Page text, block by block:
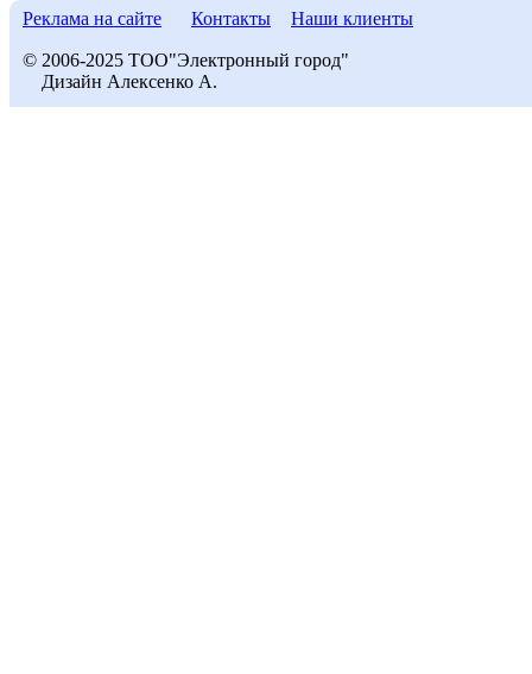
Реклама на сайте Контакты Наши клиенты
© 2006-2025 ТОО"Электронный город"
Дизайн Алексенко А.